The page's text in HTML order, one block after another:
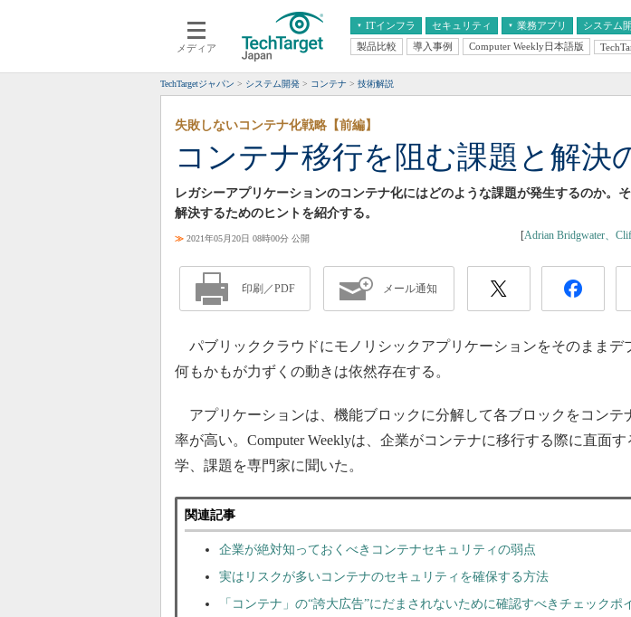
メディア
ITインフラ
クラウド
スマートモバイル
ネットワーク
システム運用管理
セキュリティ 業務アプリ
エンタープライズAI
ERP
CX
情報系システム
システム
経営とIT 医療IT
製品比較 導入事例 Computer Weekly日本語版
TechTargetジャパン システム開発 コンテナ 技術解説
コンテナ移行を阻む課題と解決
失敗しないコンテナ化戦略【前編】
レガシーアプリケーションのコンテナ化にはどのような課題が発生するのか。
解決するためのヒントを紹介する。
≫ 2021年05月20日 08時00分 公開 [Adrian Bridgwater、
印刷／PDF メール通知
パブリッククラウドにモノリシックアプリケーションをそのままデ
何もかもが力ずくの動きは依然存在する。
アプリケーションは、機能ブロックに分解して各ブロックをコンテ
率が高い。Computer Weeklyは、企業がコンテナに移行する際に直面
学、課題を専門家に聞いた。
関連記事
企業が絶対知っておくべきコンテナセキュリティの弱点
実はリスクが多いコンテナのセキュリティを確保する方法
「コンテナ」の“誇大広告”にだまされないために確認すべきチェックポ